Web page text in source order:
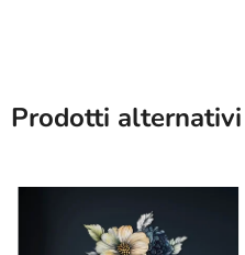
Prodotti alternativi